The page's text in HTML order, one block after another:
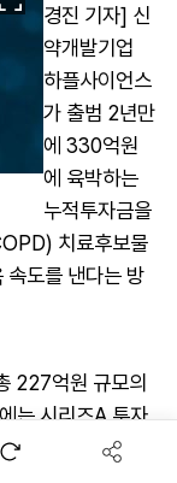
경진 기자] 신
약개발기업
하플사이언스
가 출범 2년만
에 330억원
에 육박하는
누적투자금을
치료후보물
속도를 낸다는 방
227억원 규모의
는 시리즈A 투자
케이파트너스